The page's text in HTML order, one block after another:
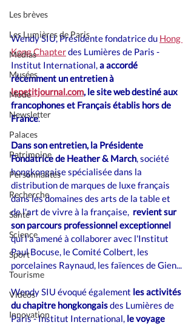
Les brèves
Les Lumières de Paris
Médias
Musées
Mode
Newsletter
Palaces
Patrimoine
Personnalités
Recherche
Santé
Science
Sport
Tourisme
Vidéos
Innovation
Wendy SIU, Présidente fondatrice du Hong
Kong Chapter des Lumières de Paris -
Institut International, a accordé
récemment un entretien à
lepetitjournal.com, le site web destiné aux
francophones et Français établis hors de
France.
Dans son entretien, la Présidente
Fondatrice de Heather & March, société
hongkongaise spécialisée dans la
distribution de marques de luxe français
dans les domaines des arts de la table et
de l'art de vivre à la française, revient sur
son parcours professionnel exceptionnel
qui l'a amené à collaborer avec l'Institut
Paul Bocuse, le Comité Colbert, les
porcelaines Raynaud, les faïences de Gien...
Wendy SIU évoqué également les activités
du chapitre hongkongais des Lumières de
Paris - Institut International, le voyage